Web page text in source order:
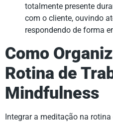
totalmente presente
com o cliente, ouvindo
respondendo de forma
Como
Rotina de
Mindfulness
Integrar a meditação na